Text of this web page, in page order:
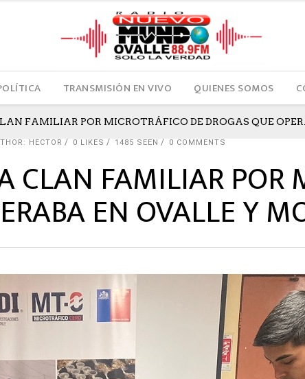
TRANSMISIÓN EN VIVO QUIENES SOMOS
FAMILIAR POR MICROTRÁFICO DE DROGAS QUE
HECTOR 0 LIKES 1485 SEEN 0 COMMENTS
CLAN FAMILIAR POR
EN OVALLE Y